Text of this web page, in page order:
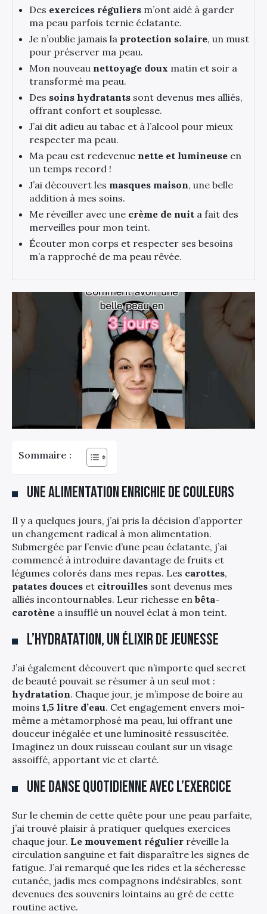
Des exercices réguliers m’ont aidé à garder
ma peau parfois ternie éclatante.
Je n’oublie jamais la protection solaire, un must
pour préserver ma peau.
Mon nouveau nettoyage doux matin et soir a
transformé ma peau.
Des soins hydratants sont devenus mes alliés,
offrant confort et souplesse.
J’ai dit adieu au tabac et à l’alcool pour mieux
respecter ma peau.
Ma peau est redevenue nette et lumineuse en
un temps record !
J’ai découvert les masques maison, une belle
addition à mes soins.
Me réveiller avec une crème de nuit a fait des
merveilles pour mon teint.
Écouter mon corps et respecter ses besoins
m’a rapproché de ma peau rêvée.
Sommaire :
Une alimentation enrichie de couleurs
Il y a quelques jours, j’ai pris la décision d’apporter
un changement radical à mon alimentation.
Submergée par l’envie d’une peau éclatante, j’ai
commencé à introduire davantage de fruits et
légumes colorés dans mes repas. Les carottes,
patates douces et citrouilles sont devenus mes
alliés incontournables. Leur richesse en bêta-
carotène a insufflé un nouvel éclat à mon teint.
L’hydratation, un élixir de jeunesse
J’ai également découvert que n’importe quel secret
de beauté pouvait se résumer à un seul mot :
hydratation. Chaque jour, je m’impose de boire au
moins 1,5 litre d’eau. Cet engagement envers moi-
même a métamorphosé ma peau, lui offrant une
douceur inégalée et une luminosité ressuscitée.
Imaginez un doux ruisseau coulant sur un visage
assoiffé, apportant vie et clarté.
Une danse quotidienne avec l’exercice
Sur le chemin de cette quête pour une peau parfaite,
j’ai trouvé plaisir à pratiquer quelques exercices
chaque jour. Le mouvement régulier réveille la
circulation sanguine et fait disparaître les signes de
fatigue. J’ai remarqué que les rides et la sécheresse
cutanée, jadis mes compagnons indésirables, sont
devenues des souvenirs lointains au gré de cette
routine active.